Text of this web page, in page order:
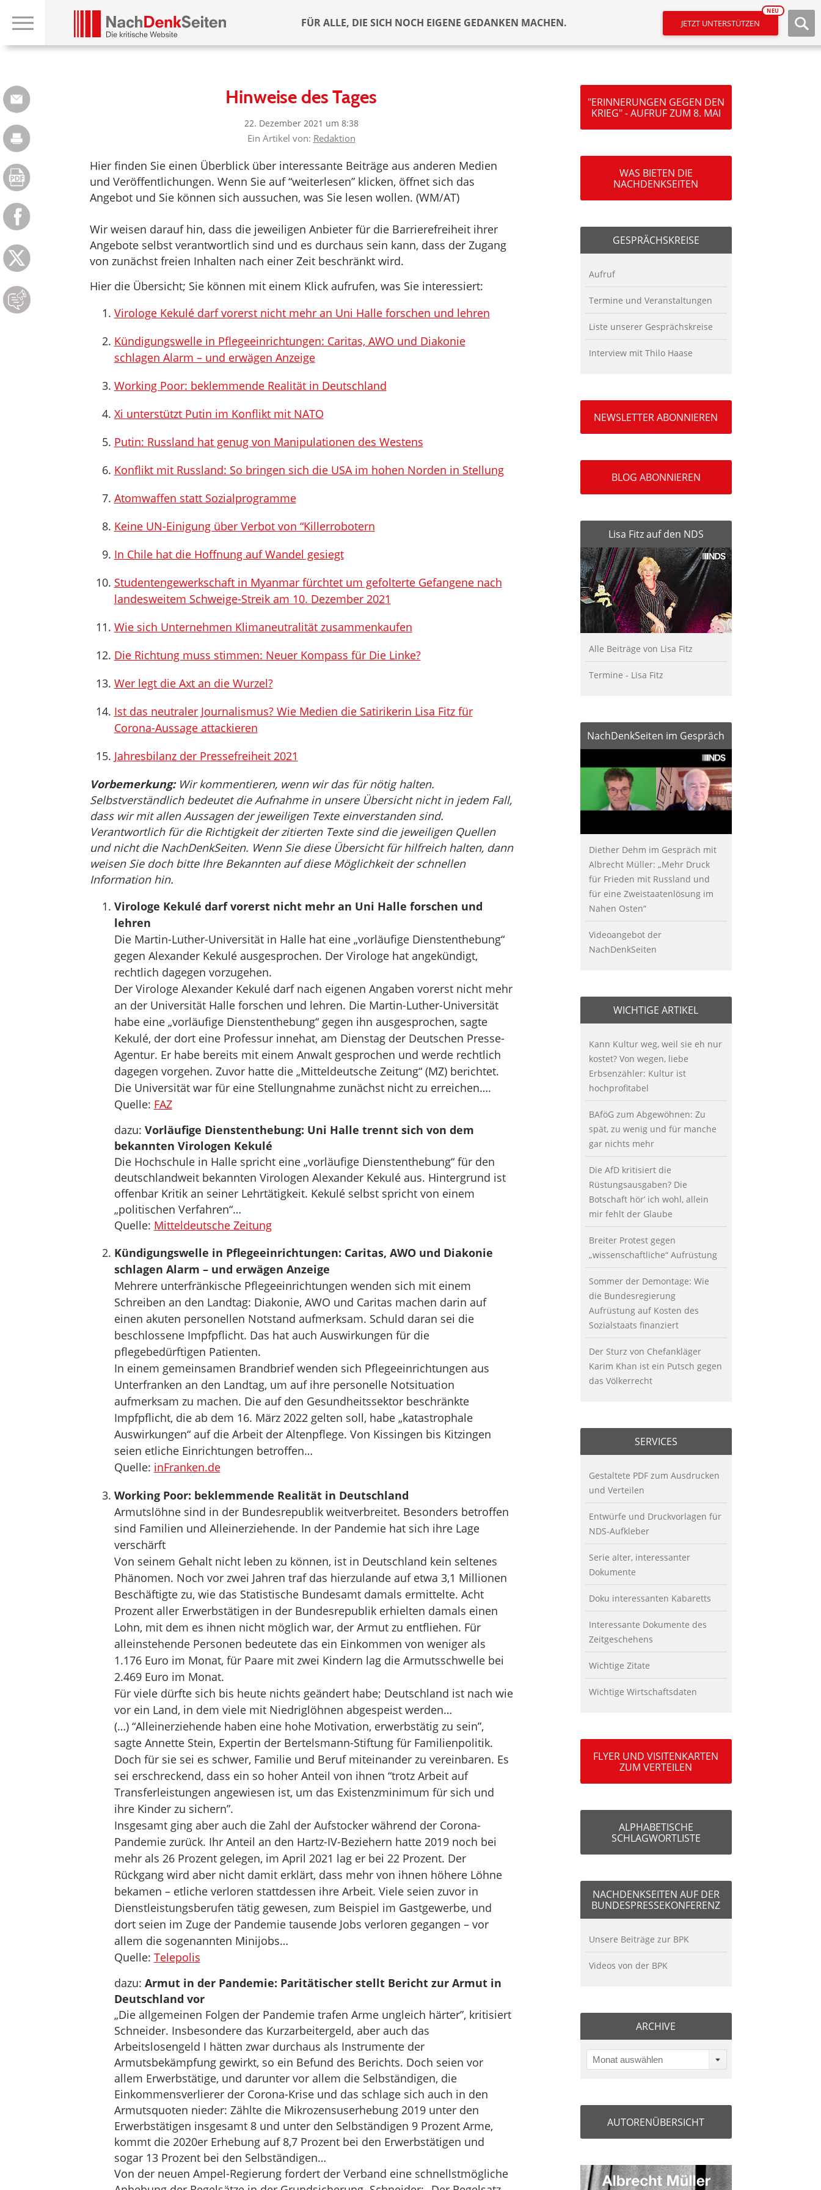
FÜR ALLE, DIE SICH NOCH EIGENE GEDANKEN MACHEN. JETZT UNTERSTÜTZEN
NEU
Hinweise des Tages
22. Dezember 2021 um 8:38
Ein Artikel von: Redaktion
Hier finden Sie einen Überblick über interessante Beiträge aus anderen Medien
und Veröffentlichungen. Wenn Sie auf “weiterlesen” klicken, öffnet sich das
Angebot und Sie können sich aussuchen, was Sie lesen wollen. (WM/AT)
Wir weisen darauf hin, dass die jeweiligen Anbieter für die Barrierefreiheit ihrer
Angebote selbst verantwortlich sind und es durchaus sein kann, dass der Zugang
von zunächst freien Inhalten nach einer Zeit beschränkt wird.
Hier die Übersicht; Sie können mit einem Klick aufrufen, was Sie interessiert:
Virologe Kekulé darf vorerst nicht mehr an Uni Halle forschen und lehren
Kündigungswelle in Pflegeeinrichtungen: Caritas, AWO und Diakonie
schlagen Alarm – und erwägen Anzeige
Working Poor: beklemmende Realität in Deutschland
Xi unterstützt Putin im Konflikt mit NATO
Putin: Russland hat genug von Manipulationen des Westens
Konflikt mit Russland: So bringen sich die USA im hohen Norden in Stellung
Atomwaffen statt Sozialprogramme
Keine UN-Einigung über Verbot von “Killerrobotern
In Chile hat die Hoffnung auf Wandel gesiegt
Studentengewerkschaft in Myanmar fürchtet um gefolterte Gefangene nach
landesweitem Schweige-Streik am 10. Dezember 2021
Wie sich Unternehmen Klimaneutralität zusammenkaufen
Die Richtung muss stimmen: Neuer Kompass für Die Linke?
Wer legt die Axt an die Wurzel?
Ist das neutraler Journalismus? Wie Medien die Satirikerin Lisa Fitz für
Corona-Aussage attackieren
Jahresbilanz der Pressefreiheit 2021
Vorbemerkung:Wir kommentieren, wenn wir das für nötig halten.
Selbstverständlich bedeutet die Aufnahme in unsere Übersicht nicht in jedem Fall,
dass wir mit allen Aussagen der jeweiligen Texte einverstanden sind.
Verantwortlich für die Richtigkeit der zitierten Texte sind die jeweiligen Quellen
und nicht die NachDenkSeiten. Wenn Sie diese Übersicht für hilfreich halten, dann
weisen Sie doch bitte Ihre Bekannten auf diese Möglichkeit der schnellen
Information hin.
Virologe Kekulé darf vorerst nicht mehr an Uni Halle forschen und
lehren
Die Martin-Luther-Universität in Halle hat eine „vorläufige Dienstenthebung“
gegen Alexander Kekulé ausgesprochen. Der Virologe hat angekündigt,
rechtlich dagegen vorzugehen.
Der Virologe Alexander Kekulé darf nach eigenen Angaben vorerst nicht mehr
an der Universität Halle forschen und lehren. Die Martin-Luther-Universität
habe eine „vorläufige Dienstenthebung“ gegen ihn ausgesprochen, sagte
Kekulé, der dort eine Professur innehat, am Dienstag der Deutschen Presse-
Agentur. Er habe bereits mit einem Anwalt gesprochen und werde rechtlich
dagegen vorgehen. Zuvor hatte die „Mitteldeutsche Zeitung“ (MZ) berichtet.
Die Universität war für eine Stellungnahme zunächst nicht zu erreichen….
Quelle: FAZ
dazu: Vorläufige Dienstenthebung: Uni Halle trennt sich von dem
bekannten Virologen Kekulé
Die Hochschule in Halle spricht eine „vorläufige Dienstenthebung“ für den
deutschlandweit bekannten Virologen Alexander Kekulé aus. Hintergrund ist
offenbar Kritik an seiner Lehrtätigkeit. Kekulé selbst spricht von einem
„politischen Verfahren“…
Quelle: Mitteldeutsche Zeitung
Kündigungswelle in Pflegeeinrichtungen: Caritas, AWO und Diakonie
schlagen Alarm – und erwägen Anzeige
Mehrere unterfränkische Pflegeeinrichtungen wenden sich mit einem
Schreiben an den Landtag: Diakonie, AWO und Caritas machen darin auf
einen akuten personellen Notstand aufmerksam. Schuld daran sei die
beschlossene Impfpflicht. Das hat auch Auswirkungen für die
pflegebedürftigen Patienten.
In einem gemeinsamen Brandbrief wenden sich Pflegeeinrichtungen aus
Unterfranken an den Landtag, um auf ihre personelle Notsituation
aufmerksam zu machen. Die auf den Gesundheitssektor beschränkte
Impfpflicht, die ab dem 16. März 2022 gelten soll, habe „katastrophale
Auswirkungen“ auf die Arbeit der Altenpflege. Von Kissingen bis Kitzingen
seien etliche Einrichtungen betroffen…
Quelle: inFranken.de
Working Poor: beklemmende Realität in Deutschland
Armutslöhne sind in der Bundesrepublik weitverbreitet. Besonders betroffen
sind Familien und Alleinerziehende. In der Pandemie hat sich ihre Lage
verschärft
Von seinem Gehalt nicht leben zu können, ist in Deutschland kein seltenes
Phänomen. Noch vor zwei Jahren traf das hierzulande auf etwa 3,1 Millionen
Beschäftigte zu, wie das Statistische Bundesamt damals ermittelte. Acht
Prozent aller Erwerbstätigen in der Bundesrepublik erhielten damals einen
Lohn, mit dem es ihnen nicht möglich war, der Armut zu entfliehen. Für
alleinstehende Personen bedeutete das ein Einkommen von weniger als
1.176 Euro im Monat, für Paare mit zwei Kindern lag die Armutsschwelle bei
2.469 Euro im Monat.
Für viele dürfte sich bis heute nichts geändert habe; Deutschland ist nach wie
vor ein Land, in dem viele mit Niedriglöhnen abgespeist werden…
(…) “Alleinerziehende haben eine hohe Motivation, erwerbstätig zu sein”,
sagte Annette Stein, Expertin der Bertelsmann-Stiftung für Familienpolitik.
Doch für sie sei es schwer, Familie und Beruf miteinander zu vereinbaren. Es
sei erschreckend, dass ein so hoher Anteil von ihnen “trotz Arbeit auf
Transferleistungen angewiesen ist, um das Existenzminimum für sich und
ihre Kinder zu sichern”.
Insgesamt ging aber auch die Zahl der Aufstocker während der Corona-
Pandemie zurück. Ihr Anteil an den Hartz-IV-Beziehern hatte 2019 noch bei
mehr als 26 Prozent gelegen, im April 2021 lag er bei 22 Prozent. Der
Rückgang wird aber nicht damit erklärt, dass mehr von ihnen höhere Löhne
bekamen – etliche verloren stattdessen ihre Arbeit. Viele seien zuvor in
Dienstleistungsberufen tätig gewesen, zum Beispiel im Gastgewerbe, und
dort seien im Zuge der Pandemie tausende Jobs verloren gegangen – vor
allem die sogenannten Minijobs…
Quelle: Telepolis
dazu: Armut in der Pandemie: Paritätischer stellt Bericht zur Armut in
Deutschland vor
„Die allgemeinen Folgen der Pandemie trafen Arme ungleich härter”, kritisiert
Schneider. Insbesondere das Kurzarbeitergeld, aber auch das
Arbeitslosengeld I hätten zwar durchaus als Instrumente der
Armutsbekämpfung gewirkt, so ein Befund des Berichts. Doch seien vor
allem Erwerbstätige, und darunter vor allem die Selbständigen, die
Einkommensverlierer der Corona-Krise und das schlage sich auch in den
Armutsquoten nieder: Zählte die Mikrozensuserhebung 2019 unter den
Erwerbstätigen insgesamt 8 und unter den Selbständigen 9 Prozent Arme,
kommt die 2020er Erhebung auf 8,7 Prozent bei den Erwerbstätigen und
sogar 13 Prozent bei den Selbständigen…
Von der neuen Ampel-Regierung fordert der Verband eine schnellstmögliche
"ERINNERUNGEN GEGEN DEN
KRIEG" - AUFRUF ZUM 8. MAI
WAS BIETEN DIE
NACHDENKSEITEN
GESPRÄCHSKREISE
Aufruf
Termine und Veranstaltungen
Liste unserer Gesprächskreise
Interview mit Thilo Haase
NEWSLETTER ABONNIEREN
BLOG ABONNIEREN
Lisa Fitz auf den NDS
Alle Beiträge von Lisa Fitz
Termine - Lisa Fitz
NachDenkSeiten im Gespräch
Diether Dehm im Gespräch mit
Albrecht Müller: „Mehr Druck
für Frieden mit Russland und
für eine Zweistaatenlösung im
Nahen Osten“
Videoangebot der
NachDenkSeiten
WICHTIGE ARTIKEL
Kann Kultur weg, weil sie eh nur
kostet? Von wegen, liebe
Erbsenzähler: Kultur ist
hochprofitabel
BAföG zum Abgewöhnen: Zu
spät, zu wenig und für manche
gar nichts mehr
Die AfD kritisiert die
Rüstungsausgaben? Die
Botschaft hör’ ich wohl, allein
mir fehlt der Glaube
Breiter Protest gegen
„wissenschaftliche“ Aufrüstung
Sommer der Demontage: Wie
die Bundesregierung
Aufrüstung auf Kosten des
Sozialstaats finanziert
Der Sturz von Chefankläger
Karim Khan ist ein Putsch gegen
das Völkerrecht
SERVICES
Gestaltete PDF zum Ausdrucken
und Verteilen
Entwürfe und Druckvorlagen für
NDS-Aufkleber
Serie alter, interessanter
Dokumente
Doku interessanten Kabaretts
Interessante Dokumente des
Zeitgeschehens
Wichtige Zitate
Wichtige Wirtschaftsdaten
FLYER UND VISITENKARTEN
ZUM VERTEILEN
ALPHABETISCHE
SCHLAGWORTLISTE
NACHDENKSEITEN AUF DER
BUNDESPRESSEKONFERENZ
Unsere Beiträge zur BPK
Videos von der BPK
ARCHIVE
Monat auswählen
AUTORENÜBERSICHT